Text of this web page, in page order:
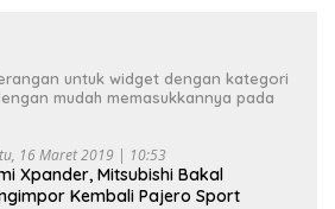
untuk widget dengan kategori
mudah memasukkannya pada
16 Maret 2019 | 10:53
Xpander, Mitsubishi Bakal
Kembali Pajero Sport